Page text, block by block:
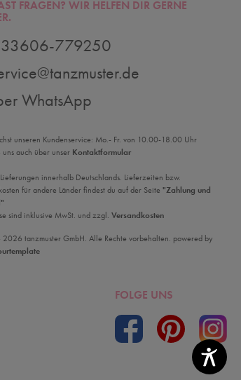
FRAGEN? WIR HELFEN DIR GERNE
779250
WhatsApp
unseren Kundenservice: Mo.- Fr. von 10.00-18.00 Uhr
uns auch über unser Kontaktformular
innerhalb Deutschlands. Lieferzeiten bzw.
für andere Länder findest du auf der Seite "Zahlung und
sind inklusive MwSt. und zzgl. Versandkosten
tanzmuster GmbH. Alle Rechte vorbehalten. powered by
FOLGE UNS